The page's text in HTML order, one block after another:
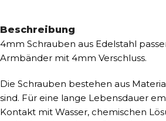
Beschreibung
4mm Schrauben aus Edelstahl
Armbänder mit 4mm Verschluss.
Die Schrauben bestehen aus
sind. Für eine lange Lebensdauer
Kontakt mit Wasser, chemischen